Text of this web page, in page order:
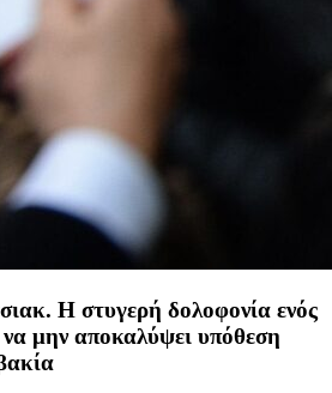
Η στυγερή δολοφονία ενός
μην αποκαλύψει υπόθεση